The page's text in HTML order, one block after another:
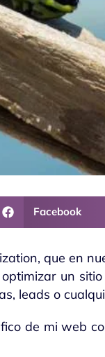
Facebook
que en
un
leads o
de mi web